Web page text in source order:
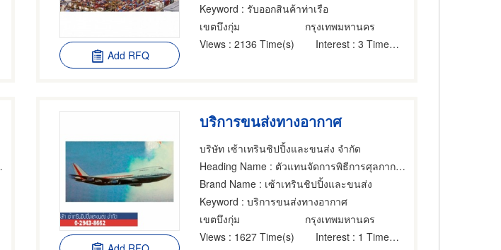
Add RFQ
Keyword : รับออกสินค้าท่าเรือ
เขตบึงกุ่ม
กรุงเทพมหานคร
Views : 2136 Time(s) Interest : 3 Time(s)
บริการขนส่งทางอากาศ
บริษัท เซ้าเทรินชิปปิ้งและขนส่ง จำกัด
Heading Name : ตัวแทนจัดการพิธีการศุลกากร,บริการขนส่งสินค้าทางอากาศ,ที่ปรึกษาการขนส่งและบริการเรือเดินทะเล
Brand Name : เซ้าเทรินชิปปิ้งและขนส่ง
Keyword : บริการขนส่งทางอากาศ
เขตบึงกุ่ม
กรุงเทพมหานคร
Views : 1627 Time(s) Interest : 1 Time(s)